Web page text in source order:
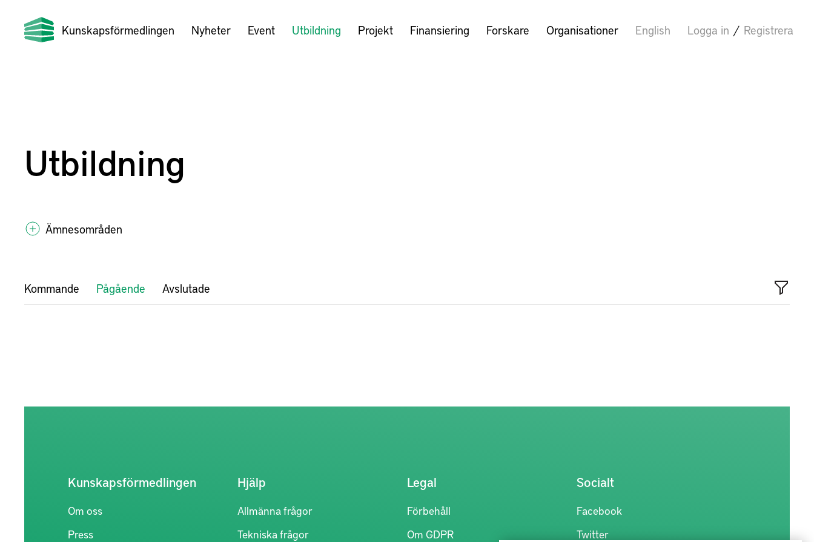
Kunskapsförmedlingen Nyheter Event Utbildning Projekt Finansiering Forskare Organisationer English Logga in / Registrera
Utbildning
Ämnesområden
Kommande Pågående Avslutade
Kunskapsförmedlingen
Om oss
Press
Hjälp
Allmänna frågor
Tekniska frågor
Legal
Förbehåll
Om GDPR
Socialt
Facebook
Twitter